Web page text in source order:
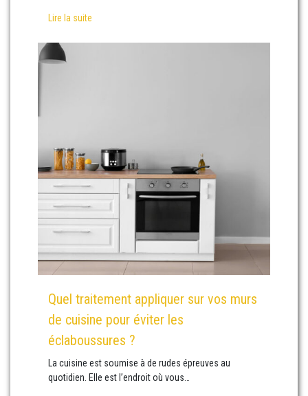
Lire la suite
Quel traitement appliquer sur vos murs
de cuisine pour éviter les
éclaboussures ?
La cuisine est soumise à de rudes épreuves au
quotidien. Elle est l’endroit où vous…